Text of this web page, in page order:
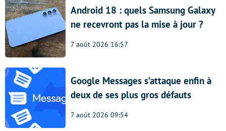
Android 18 : quels Samsung Galaxy
ne recevront pas la mise à jour ?
7 août 2026 16:57
Google Messages s’attaque enfin à
deux de ses plus gros défauts
7 août 2026 09:54